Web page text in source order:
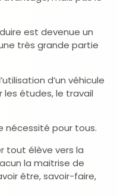
est devenue un
très grande partie
d’un véhicule
études, le travail
nécessité pour tous.
tout élève vers la
la maitrise de
être, savoir-faire,